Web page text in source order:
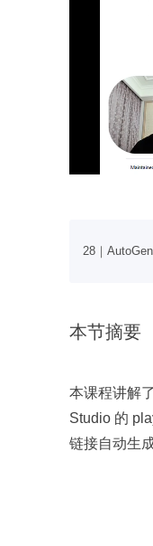
28｜
本节摘要
本课程讲解
Studio 的
链接自动生
作流，包括